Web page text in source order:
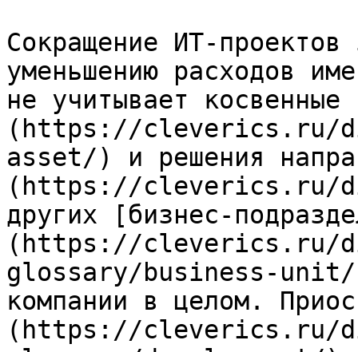
Сокращение ИТ-
уменьшению расходов
не учитывает
(https://cleverics.ru/
asset/) и решения
(https://cleverics.ru/
других [бизнес-
(https://cleverics.ru/
glossary/business-unit/)
компании в целом.
(https://cleverics.ru/